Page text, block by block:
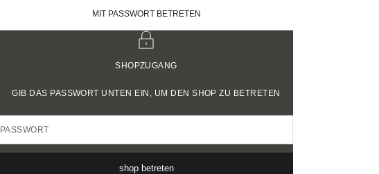
MIT PASSWORT BETRETEN
SHOPZUGANG
GIB DAS PASSWORT UNTEN EIN, UM DEN SHOP ZU BETRETEN
PASSWORT
shop betreten